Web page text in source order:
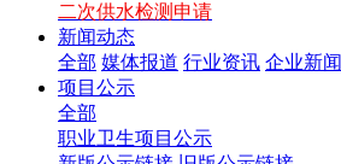
二次供水检测申请
新闻动态
全部 媒体报道 行业资讯 企业新闻
项目公示
全部
职业卫生项目公示